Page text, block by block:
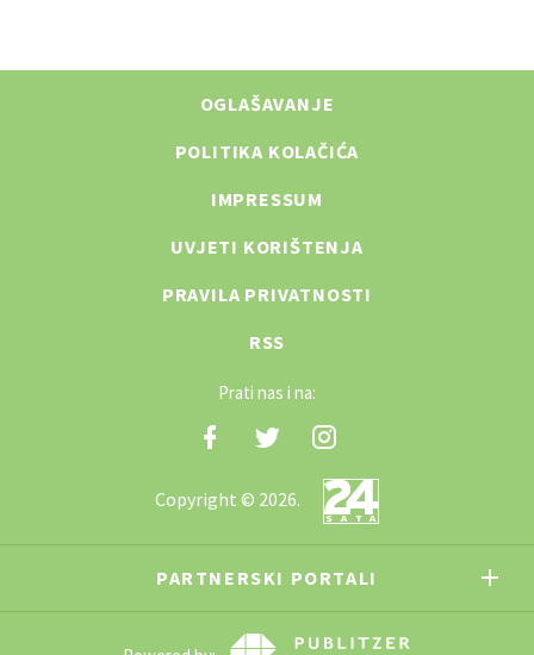
OGLAŠAVANJE
POLITIKA KOLAČIĆA
IMPRESSUM
UVJETI KORIŠTENJA
PRAVILA PRIVATNOSTI
RSS
Prati nas i na:
Copyright © 2026.
PARTNERSKI PORTALI